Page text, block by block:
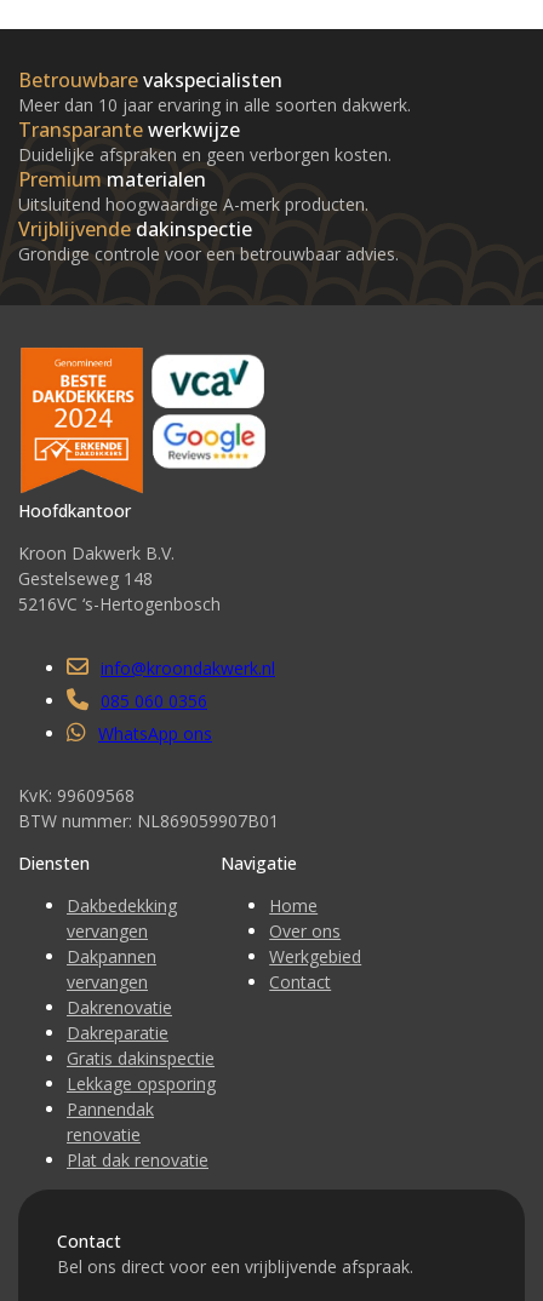
Betrouwbarevakspecialisten
Meer dan 10 jaar ervaring in alle soorten dakwerk.
Transparantewerkwijze
Duidelijke afspraken en geen verborgen kosten.
Premium materialen
Uitsluitend hoogwaardige A-merk producten.
Vrijblijvende dakinspectie
Grondige controle voor een betrouwbaar advies.
Hoofdkantoor
Kroon Dakwerk B.V.
Gestelseweg 148
5216VC ‘s-Hertogenbosch
info@kroondakwerk.nl
085 060 0356
WhatsApp ons
KvK: 99609568
BTW nummer: NL869059907B01
Diensten
Dakbedekking
vervangen
Dakpannen
vervangen
Dakrenovatie
Dakreparatie
Gratis dakinspectie
Lekkage opsporing
Pannendak
renovatie
Plat dak renovatie
Navigatie
Home
Over ons
Werkgebied
Contact
Contact
Bel ons direct voor een vrijblijvende afspraak.